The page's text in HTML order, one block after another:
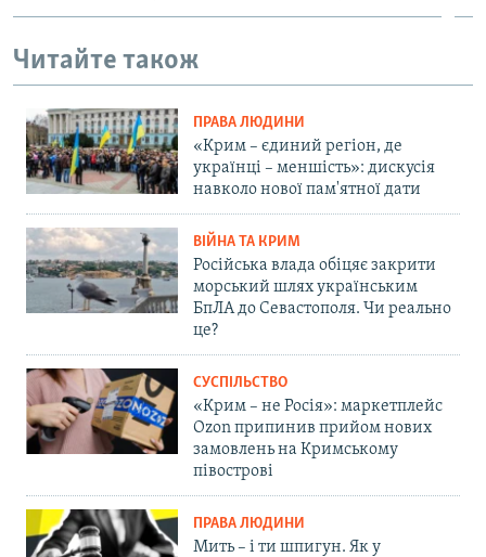
Читайте також
ПРАВА ЛЮДИНИ
«Крим – єдиний регіон, де
українці – меншість»: дискусія
навколо нової пам'ятної дати
ВІЙНА ТА КРИМ
Російська влада обіцяє закрити
морський шлях українським
БпЛА до Севастополя. Чи реально
це?
СУСПІЛЬСТВО
«Крим – не Росія»: маркетплейс
Ozon припинив прийом нових
замовлень на Кримському
півострові
ПРАВА ЛЮДИНИ
Мить – і ти шпигун. Як у